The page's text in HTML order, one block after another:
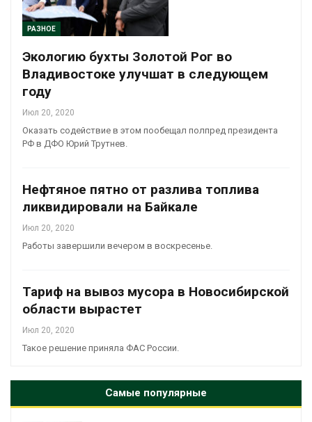
РАЗНОЕ
Экологию бухты Золотой Рог во
Владивостоке улучшат в следующем
году
Июл 20, 2020
Оказать содействие в этом пообещал полпред президента
РФ в ДФО Юрий Трутнев.
Нефтяное пятно от разлива топлива
ликвидировали на Байкале
Июл 20, 2020
Работы завершили вечером в воскресенье.
Тариф на вывоз мусора в Новосибирской
области вырастет
Июл 20, 2020
Такое решение приняла ФАС России.
Самые популярные